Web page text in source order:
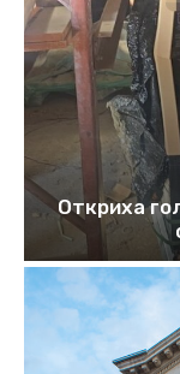
Откриха